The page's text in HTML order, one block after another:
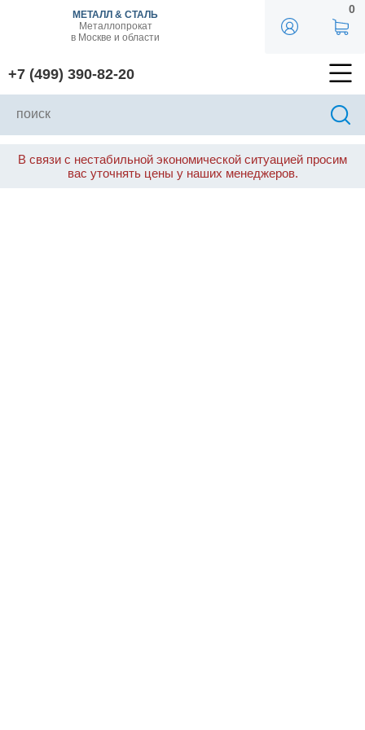
МЕТАЛЛ & СТАЛЬ
Металлопрокат
в Москве и области
+7 (499) 390-82-20
0
В связи с нестабильной экономической ситуацией просим
вас уточнять цены у наших менеджеров.